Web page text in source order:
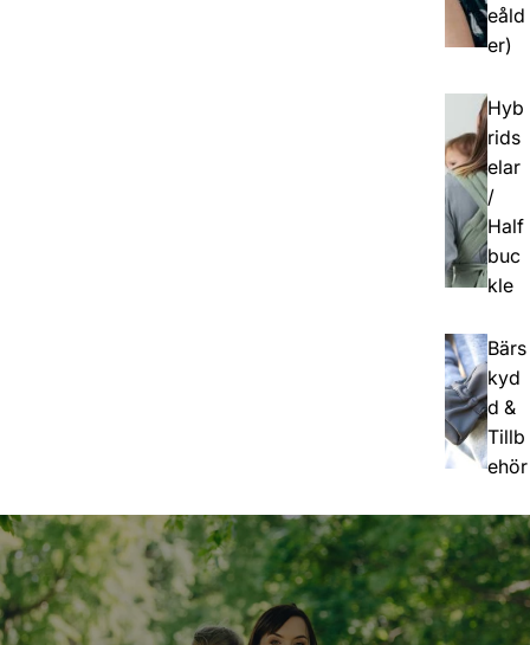
eåld
er)
Hyb
rids
elar
/
Half
buc
kle
Bärs
kyd
d &
Tillb
ehör